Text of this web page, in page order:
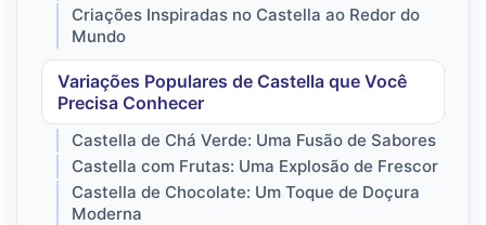
Criações Inspiradas no Castella ao Redor do
Mundo
Variações Populares de Castella que Você
Precisa Conhecer
Castella de Chá Verde: Uma Fusão de Sabores
Castella com Frutas: Uma Explosão de Frescor
Castella de Chocolate: Um Toque de Doçura
Moderna